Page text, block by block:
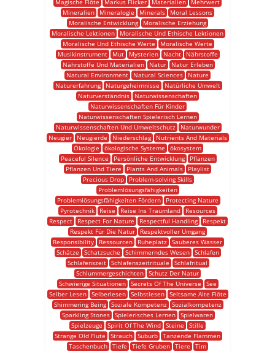
Magische Flöte
Markus Flicker Materialien
Mehrwert
Mineralien
Mineralogie Minerals
Moral Lessons
Moralische Entwicklung
Moralische Erziehung
Moralische Lektionen
Moralische Und Ethische Lektionen
Moralische Und Ethische Werte
Moralische Werte
Musikinstrument
Mut Mysterien Nacht
Nährstoffe
Nährstoffe Und Materialien
Natur
Natur Erleben
Natural Environment
Natural Sciences
Nature
Naturerfahrung
Naturgeheimnisse
Natürliche Umwelt
Naturverständnis
Naturwissenschaften
Naturwissenschaften Für Kinder
Naturwissenschaften Spielerisch Lernen
Naturwissenschaften Und Umweltschutz
Naturwunder
Neugier
Neugierde Niederschlag
Nutrients And Materials
Ökologie
ökologische Systeme
ökosystem
Peaceful Silence
Persönliche Entwicklung
Pflanzen
Pflanzen Und Tiere
Plants And Animals
Playlist
Precious Drop
Problem-solving Skills
Problemlösungsfähigkeiten
Problemlösungsfähigkeiten Fördern
Protecting Nature
Pyrotechnik
Reise Reise Ins Traumland
Resources
Respect
Respect For Nature Respectful Handling
Respekt
Respekt Für Die Natur
Respektvoller Umgang
Responsibility
Ressourcen Ruheplatz Sauberes Wasser
Schätze
Schatzsuche Schimmerndes Wesen
Schlafen
Schlafenszeit Schlafenszeitrituale
Schlafritual
Schlummergeschichten Schutz Der Natur
Schwierige Situationen
Secrets Of The Universe
See
Selber Lesen
Selberlesen Selbstlesen
Seltsame Alte Flöte
Shimmering Being
Soziale Kompetenz
Sozialkompetenz
Sparkling Stones Spielerisches Lernen Spielwaren
Spielzeuge
Spirit Of The Wind Steine
Stille
Strange Old Flute
Strauch Suburb Tanzende Flammen
Taschenbuch Tiefe Tiefe Gruben Tiere
Tim